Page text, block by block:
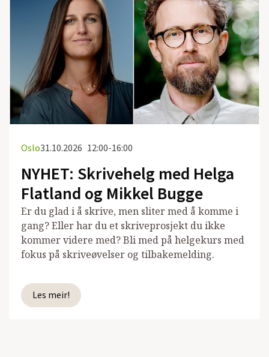
Oslo31.10.2026 12:00-16:00
NYHET: Skrivehelg med Helga
Flatland og Mikkel Bugge
Er du glad i å skrive, men sliter med å komme i
gang? Eller har du et skriveprosjekt du ikke
kommer videre med? Bli med på helgekurs med
fokus på skriveøvelser og tilbakemelding.
Les meir!